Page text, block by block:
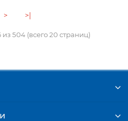
> >|
из 504 (всего 20 страниц)